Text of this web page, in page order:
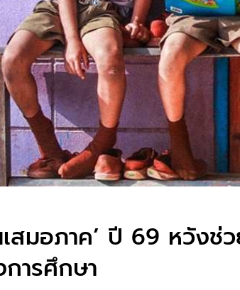
เสมอภาค’ ปี 69 หวังช่
การศึกษา